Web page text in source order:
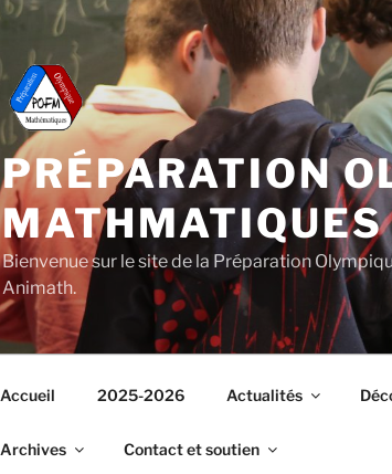
PRÉPARATION
MATHMATIQUES
Bienvenue sur le site de la Préparation
Animath.
Accueil 2025-2026 Actualités
Archives Contact et soutien